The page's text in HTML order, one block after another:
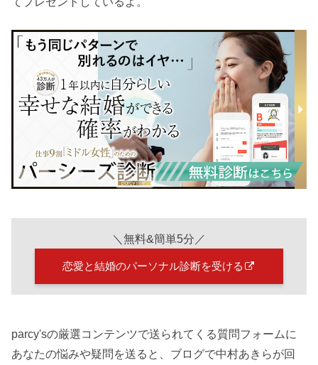
＼無料&簡単5分／
恋愛と結婚のパーソナル診断を受ける
parcy'sの厳選コンテンツで送られてくる質問フォームに
あなたの悩みや疑問を送ると、ブログで中村あきらが回